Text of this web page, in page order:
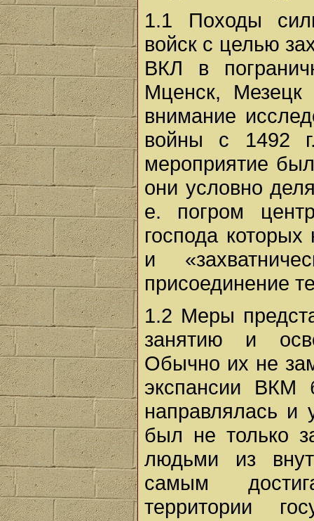
1.1 Походы
войск с целью
ВКЛ в
Мценск,
внимание
войны с 1492
мероприятие
они условно
е. погром
господа
и
присоединение
1.2 Меры
занятию и
Обычно их не
экспансии ВКМ
направлялась и
был не только
людьми из
самым
территории